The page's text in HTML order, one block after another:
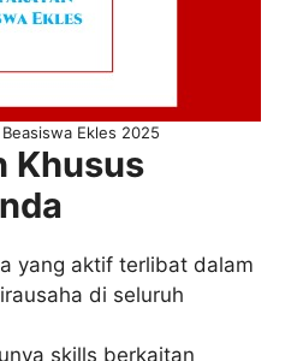
Ekles 2025
Khusus
yang aktif terlibat dalam
di seluruh
skills berkaitan